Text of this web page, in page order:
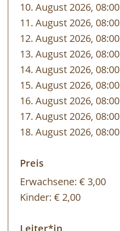
10. August 2026, 08:00
11. August 2026, 08:00
12. August 2026, 08:00
13. August 2026, 08:00
14. August 2026, 08:00
15. August 2026, 08:00
16. August 2026, 08:00
17. August 2026, 08:00
18. August 2026, 08:00
Preis
Erwachsene: € 3,00
Kinder: € 2,00